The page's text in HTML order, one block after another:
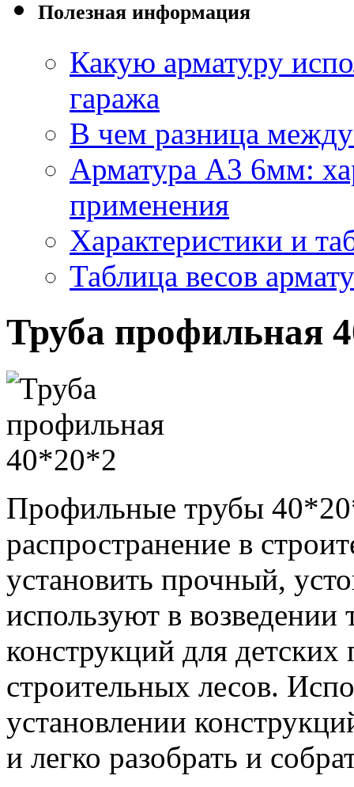
Полезная информация
Какую арматуру
гаража
В чем разница
Арматура А3 6мм:
применения
Характеристики и
Таблица весов
Труба профильная
Профильные трубы
распространение в
установить прочный,
используют в
конструкций для
строительных лесов.
установлении
и легко разобрать и